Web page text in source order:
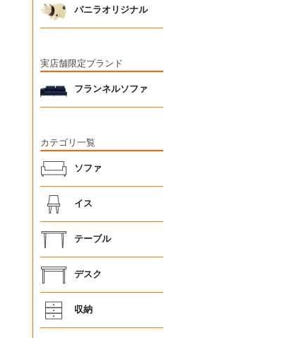
バニラオリジナル
実店舗限定ブランド
フランネルソファ
カテゴリ一覧
ソファ
イス
テーブル
デスク
収納